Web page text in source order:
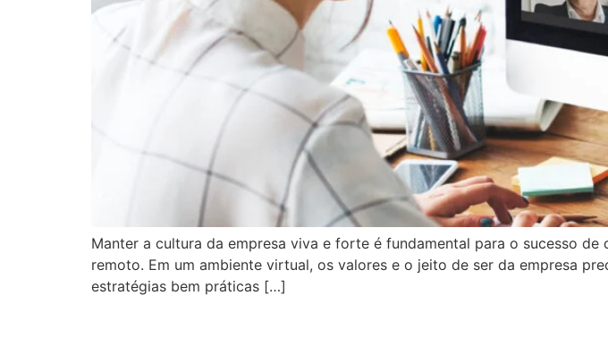
Manter a cultura da empresa viva e forte é fundamental para o sucesso
remoto. Em um ambiente virtual, os valores e o jeito de ser da empresa
estratégias bem práticas […]